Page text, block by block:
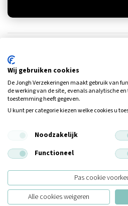
Veranderingen in uw
verzekeringen mee
01 juli 2026
Wij gebruiken cookies
De Jongh Verzekeringen maakt gebruik van
de werking van de site, evenals analytische
toestemming heeft gegeven.
U kunt per categorie kiezen welke cookies u
Noodzakelijk
Functioneel
Pas cookie
Alle cookies weigeren